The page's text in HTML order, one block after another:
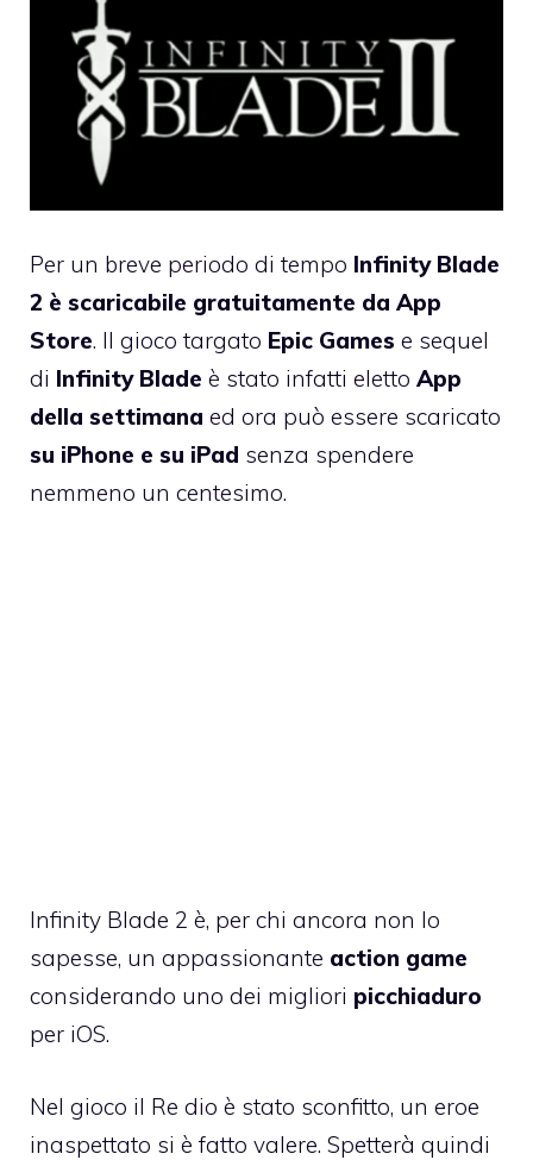
Per un breve periodo di tempo Infinity Blade
2 è scaricabile gratuitamente da App
Store. Il gioco targato Epic Games e sequel
di Infinity Blade è stato infatti eletto App
della settimana ed ora può essere scaricato
su iPhone e su iPad senza spendere
nemmeno un centesimo.
Infinity Blade 2 è, per chi ancora non lo
sapesse, un appassionante action game
considerando uno dei migliori picchiaduro
per iOS.
Nel gioco il Re dio è stato sconfitto, un eroe
inaspettato si è fatto valere. Spetterà quindi